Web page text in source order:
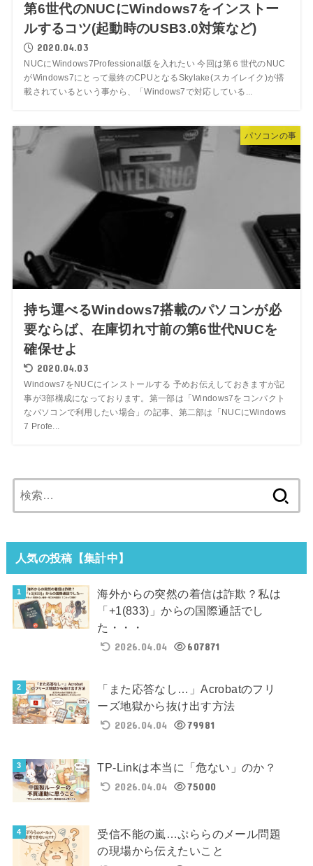
第6世代のNUCにWindows7をインストー
ルするコツ(起動時のUSB3.0対策など)
2020.04.03
NUCにWindows7Professional版を入れたい 今回は第６世代のNUC
がWindows7にとって最終のCPUとなるSkylake(スカイレイク)が搭
載されているという事から、「Windows7で対応している...
パソコンの事
持ち運べるWindows7搭載のパソコンが必
要ならば、在庫切れ寸前の第6世代NUCを
確保せよ
2020.04.03
Windows7をNUCにインストールする 予めお伝えしておきますが記
事が3部構成になっております。第一部は「Windows7をコンパクト
なパソコンで利用したい場合」の記事、第二部は「NUCにWindows
7 Profe...
索:
人気の投稿【集計中】
海外からの突然の着信は詐欺？私は
「+1(833)」からの国際通話でし
た・・・
2026.04.04
607871
「また応答なし…」Acrobatのフリ
ーズ地獄から抜け出す方法
2026.04.04
79981
TP-Linkは本当に「危ない」のか？
2026.04.04
75000
受信不能の嵐…ぷららのメール問題
の現場から伝えたいこと